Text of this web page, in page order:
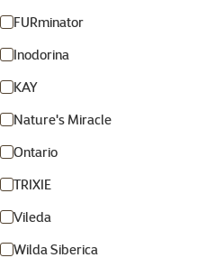
FURminator
Inodorina
KAY
Nature's Miracle
Ontario
TRIXIE
Vileda
Wilda Siberica